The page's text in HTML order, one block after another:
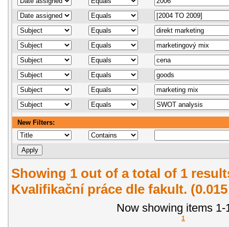
New Filters:
Showing 1 out of a total of 1
Kvalifikační práce dle fakult.
Now showing items 1-
1